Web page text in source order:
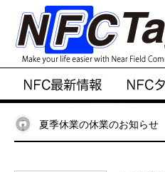
夏季休業の休業のお知らせ